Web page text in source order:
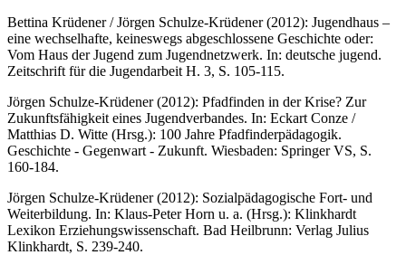
Bettina Krüdener / Jörgen Schulze-Krüdener (2012): Jugendhaus –
eine wechselhafte, keineswegs abgeschlossene Geschichte oder:
Vom Haus der Jugend zum Jugendnetzwerk. In: deutsche jugend.
Zeitschrift für die Jugendarbeit H. 3, S. 105-115.
Jörgen Schulze-Krüdener (2012): Pfadfinden in der Krise? Zur
Zukunftsfähigkeit eines Jugendverbandes. In: Eckart Conze /
Matthias D. Witte (Hrsg.): 100 Jahre Pfadfinderpädagogik.
Geschichte - Gegenwart - Zukunft. Wiesbaden: Springer VS, S.
160-184.
Jörgen Schulze-Krüdener (2012): Sozialpädagogische Fort- und
Weiterbildung. In: Klaus-Peter Horn u. a. (Hrsg.): Klinkhardt
Lexikon Erziehungswissenschaft. Bad Heilbrunn: Verlag Julius
Klinkhardt, S. 239-240.